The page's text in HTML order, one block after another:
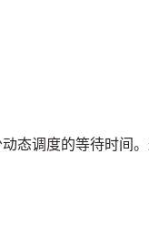
态调度的等待时间